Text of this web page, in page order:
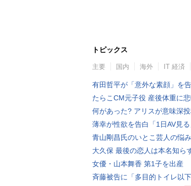
トピックス
主要 国内 海外 IT 経済
有田哲平が「意外な素顔」を
たらこCM元子役 産後体重に
何があった? アリスが意味深
薄幸が性欲を告白「1日AV見る
青山剛昌氏のいとこ芸人の悩み
大久保 最後の恋人は本名知ら
女優・山本舞香 第1子を出産
斉藤被告に「多目的トイレ以下